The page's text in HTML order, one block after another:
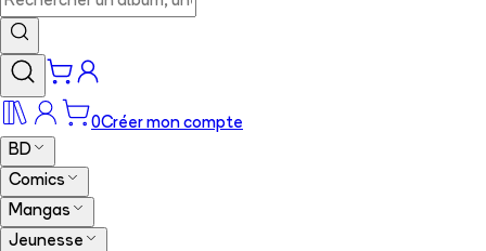
0Créer mon compte
BD
Comics
Mangas
Jeunesse